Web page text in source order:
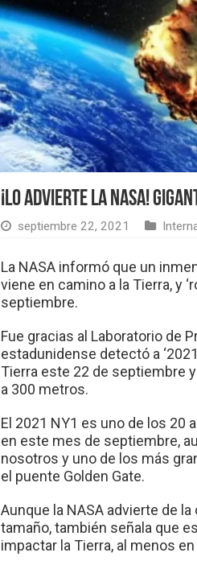
¡Lo advierte la NASA!
septiembre 22, 2021
La NASA informó que un
viene en camino a la Tierra, y
septiembre.
Fue gracias al Laboratorio de
estadunidense detectó a
Tierra este 22 de septiembre
a 300 metros.
El 2021 NY1 es uno de los 20
en este mes de septiembre,
nosotros y uno de los más
el puente Golden Gate.
Aunque la NASA advierte de
tamaño, también señala que
impactar la Tierra, al menos